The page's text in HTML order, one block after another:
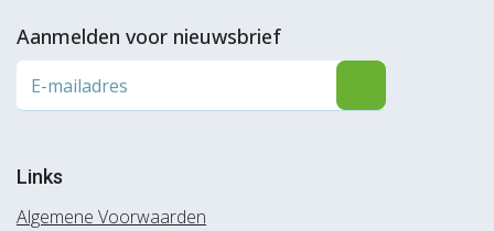
Aanmelden voor nieuwsbrief
Links
Algemene Voorwaarden